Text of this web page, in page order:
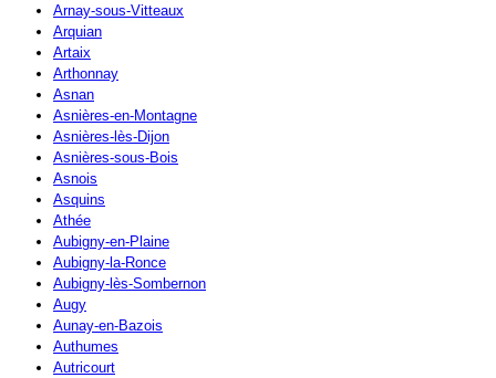
Arnay-sous-Vitteaux
Arquian
Artaix
Arthonnay
Asnan
Asnières-en-Montagne
Asnières-lès-Dijon
Asnières-sous-Bois
Asnois
Asquins
Athée
Aubigny-en-Plaine
Aubigny-la-Ronce
Aubigny-lès-Sombernon
Augy
Aunay-en-Bazois
Authumes
Autricourt